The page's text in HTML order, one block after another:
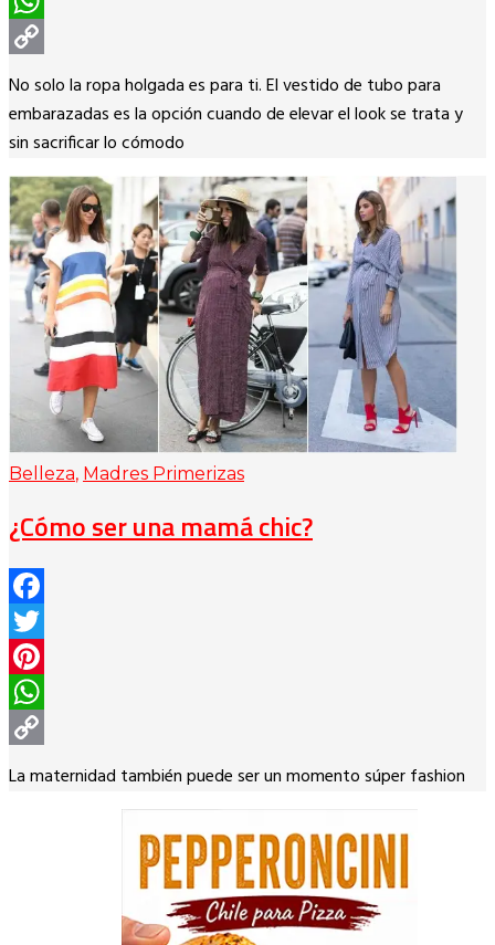
WhatsApp
Copy
Link
No solo la ropa holgada es para ti. El vestido de tubo para
embarazadas es la opción cuando de elevar el look se trata y
sin sacrificar lo cómodo
Belleza, Madres Primerizas
¿Cómo ser una mamá chic?
Facebook
Twitter
Pinterest
WhatsApp
Copy
La maternidad también puede ser un momento súper fashion